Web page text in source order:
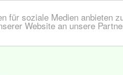
für soziale Medien anbieten
Website an unsere